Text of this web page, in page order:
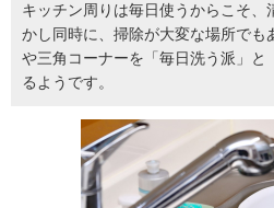
キッチン周りは毎日使うからこそ、
かし同時に、掃除が大変な場所でも
や三角コーナーを「毎日洗う派」と
るようです。